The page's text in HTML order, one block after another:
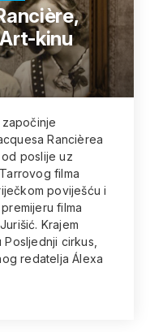
kinu
Rancièrea
poslije uz
filma
poviješću i
filma
Krajem
cirkus,
redatelja Álexa